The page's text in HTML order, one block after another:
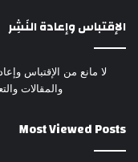
الإقتباس وإعادة النَشِر
لا مانع من الإقتباس
والمقالات
Most Viewed Posts